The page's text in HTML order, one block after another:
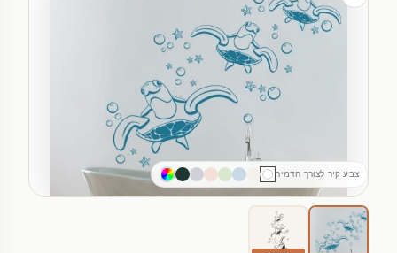
צבע קיר לצורך הדמיה